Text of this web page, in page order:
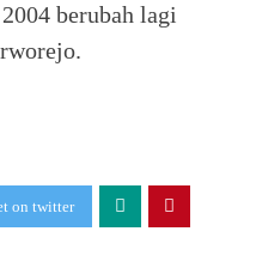
berubah lagi
on twitter